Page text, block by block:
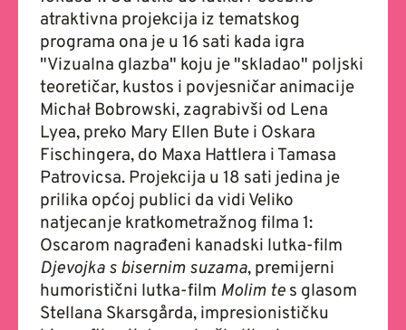
atraktivna projekcija iz tematskog
programa ona je u 16 sati kada igra
"Vizualna glazba" koju je "skladao" poljski
teoretičar, kustos i povjesničar animacije
Michał Bobrowski, zagrabivši od Lena
Lyea, preko Mary Ellen Bute i Oskara
Fischingera, do Maxa Hattlera i Tamasa
Patrovicsa. Projekcija u 18 sati jedina je
prilika općoj publici da vidi Veliko
natjecanje kratkometražnog filma 1:
Oscarom nagrađeni kanadski lutka-film
Djevojka s bisernim suzama, premijerni
humoristični lutka-film Molim te s glasom
Stellana Skarsgårda, impresionističku